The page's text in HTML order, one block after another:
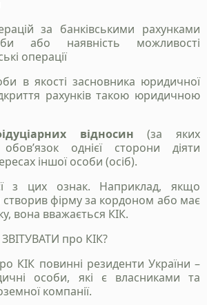
за банківськими рахунками
або наявність можливості
операції
в якості засновника юридичної
рахунків такою юридичною
відносин (за яких
однієї сторони діяти
іншої особи (осіб).
з цих ознак. Наприклад, якщо
створив фірму за кордоном або має
вона вважається КІК.
про КІК?
КІК повинні резиденти України –
особи, які є власниками та
компанії.
нашим
клієнтом
нам, напишіть у telegram, чи
і ми зв`яжемось з вами